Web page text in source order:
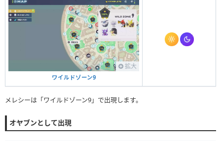
拡大
ワイルドゾーン9
メレシーは「ワイルドゾーン9」で出現します。
オヤブンとして出現